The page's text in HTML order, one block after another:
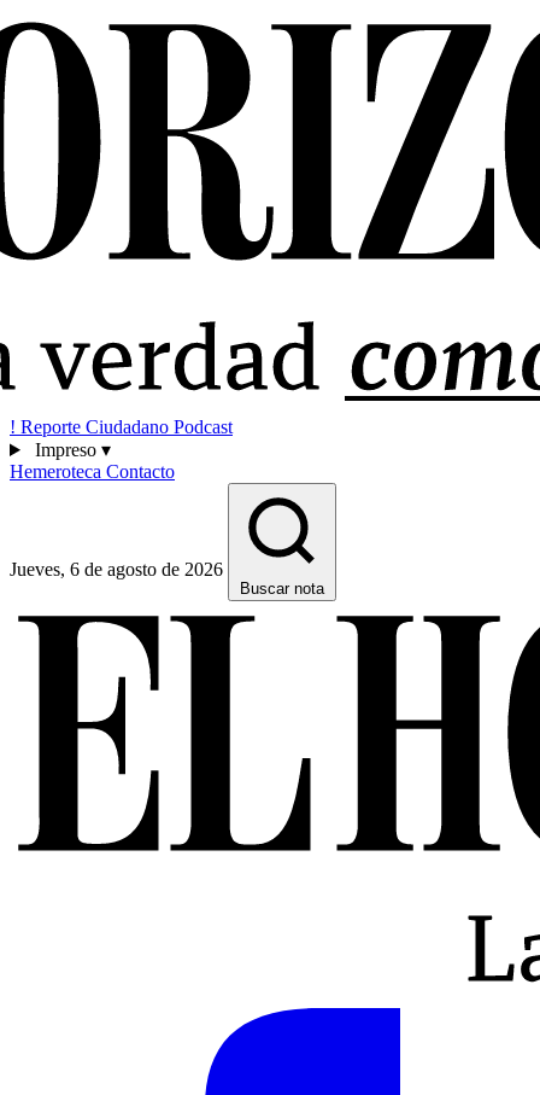
! Reporte Ciudadano Podcast
Impreso ▾
Hemeroteca Contacto
Jueves, 6 de agosto de 2026
Buscar nota